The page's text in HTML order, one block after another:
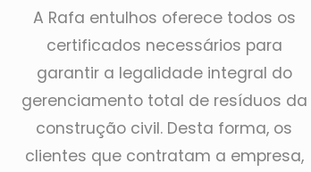
A Rafa entulhos oferece todos os
certificados necessários para
garantir a legalidade integral do
gerenciamento total de resíduos da
construção civil. Desta forma, os
clientes que contratam a empresa,